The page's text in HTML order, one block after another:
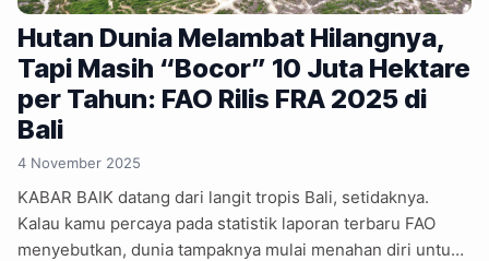
Hutan Dunia Melambat Hilangnya,
Tapi Masih “Bocor” 10 Juta Hektare
per Tahun: FAO Rilis FRA 2025 di
Bali
4 November 2025
KABAR BAIK datang dari langit tropis Bali, setidaknya.
Kalau kamu percaya pada statistik laporan terbaru FAO
menyebutkan, dunia tampaknya mulai menahan diri untuk